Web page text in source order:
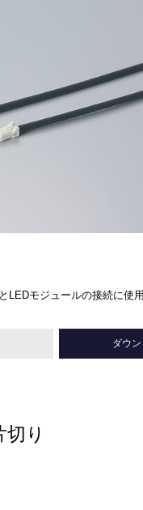
LEDモジュールの接続に使
ダウ
切り